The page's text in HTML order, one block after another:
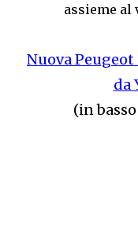
assieme al
Nuova
da
(in